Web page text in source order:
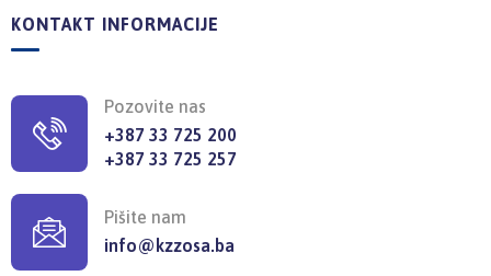
KONTAKT INFORMACIJE
Pozovite nas
+387 33 725 200
+387 33 725 257
Pišite nam
info@kzzosa.ba